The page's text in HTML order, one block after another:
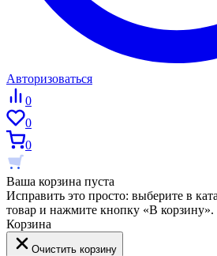
Авторизоваться
0
0
0
Ваша корзина пуста
Исправить это просто: выберите в
товар и нажмите кнопку «В корзину».
Корзина
Очистить корзину